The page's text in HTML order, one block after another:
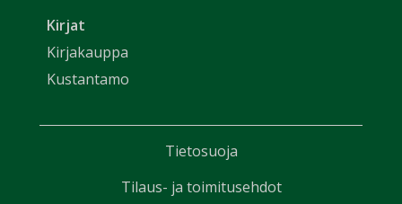
Kirjat
Kirjakauppa
Kustantamo
Tietosuoja
Tilaus- ja toimitusehdot